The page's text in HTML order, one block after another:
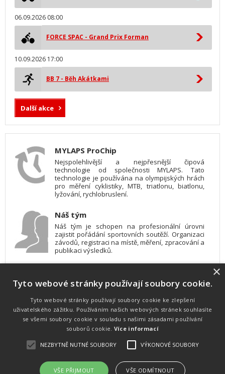
06.09.2026 08:00
FORCE SPAC - Grand Prix Forman
10.09.2026 17:00
BB 7 - Běh Akátkami
Další akce
MYLAPS ProChip
Nejspolehlivější a nejpřesnější čipová
technologie od společnosti MYLAPS. Tato
technologie je používána na olympijských hrách
pro měření cyklistiky, MTB, triatlonu, biatlonu,
lyžování, rychlobruslení.
Náš tým
Náš tým je schopen na profesionální úrovni
zajistit pořádání sportovních soutěží. Organizaci
závodů, registraci na místě, měření, zpracování a
publikaci výsledků.
Pro měření, zpracování a publikaci výsledků
používáme software vyvinutý na zakázku. Lze
online publikovat výsledky komentátorovi na
obrazovky a s nepatrným zpožděním na
webových stránkách.
souhlasu zakázáno.
×
Tyto webové stránky používají soubory cookie.
Tyto webové stránky používají soubory cookie ke zlepšení
uživatelského zážitku. Používáním našich webových stránek souhlasíte
se všemi soubory cookie v souladu s našimi zásadami používání
souborů cookie. Více informací
NEZBYTNĚ NUTNÉ SOUBORY VÝKONOVÉ SOUBORY
VŠE PŘIJMOUT VŠE ODMÍTNOUT